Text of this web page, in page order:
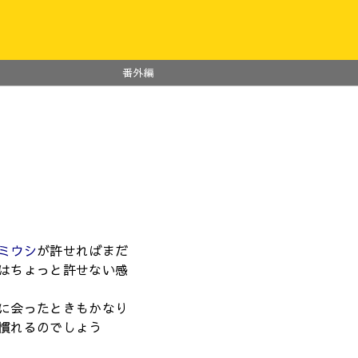
番外編
ウシが許せればまだ
ちょっと許せない感
会ったときもかなり
れるのでしょう